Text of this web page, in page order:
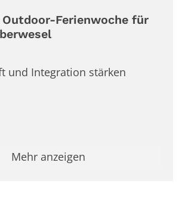
Outdoor-Ferienwoche für
und Integration stärken
Mehr anzeigen